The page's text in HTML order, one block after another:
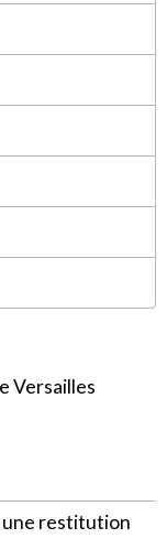
Versailles
une restitution